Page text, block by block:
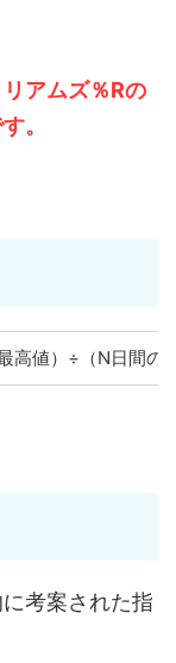
アムズ％Rの
。
高値）÷（N日間の
考案された指